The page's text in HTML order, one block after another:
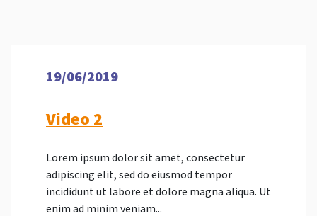
19/06/2019
Video 2
Lorem ipsum dolor sit amet, consectetur
adipiscing elit, sed do eiusmod tempor
incididunt ut labore et dolore magna aliqua. Ut
enim ad minim veniam...